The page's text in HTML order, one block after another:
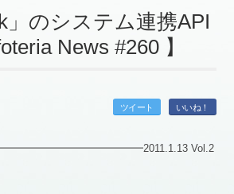
」のシステム連携API
News #260 】
ツイート いいね！
Vol.2